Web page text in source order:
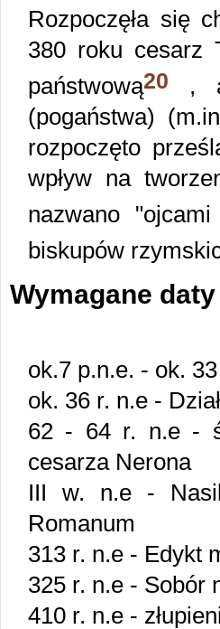
Rozpoczęła się
380 roku cesarz
państwową20 ,
(pogaństwa)
rozpoczęto
wpływ na
nazwano "ojcami
biskupów
Wymagane daty
ok.7 p.n.e. - ok.
ok. 36 r. n.e -
62 - 64 r. n.e -
cesarza Nerona
III w. n.e -
Romanum
313 r. n.e - Edykt
325 r. n.e - Sobór
410 r. n.e -